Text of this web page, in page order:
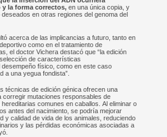
y la forma correctos, en una única copia, y
en otras regiones del genoma del
acerca de las implicancias a futuro, tanto en
como en el tratamiento de
el doctor Vichera destacó que “la edición
de características
físico, como en este caso
a una yegua fondista”.
técnicas de edición génica ofrecen una
corregir mutaciones responsables de
comunes en caballos. Al eliminar o
antes del nacimiento, se podría mejorar
y calidad de vida de los animales, reduciendo
y las pérdidas económicas asociadas a